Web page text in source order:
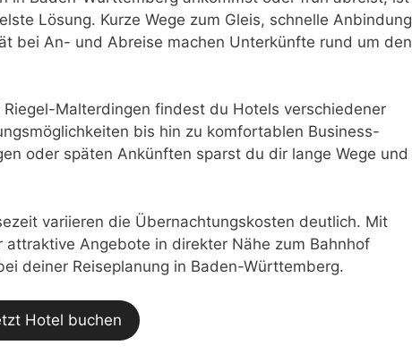
Lösung. Kurze Wege zum Gleis, schnelle Anbindung
bei An- und Abreise machen Unterkünfte rund um den
Malterdingen findest du Hotels verschiedener
bis hin zu komfortablen Business-
oder späten Ankünften sparst du dir lange Wege und
variieren die Übernachtungskosten deutlich. Mit
Angebote in direkter Nähe zum Bahnhof
deiner Reiseplanung in Baden-Württemberg.
Hotel buchen